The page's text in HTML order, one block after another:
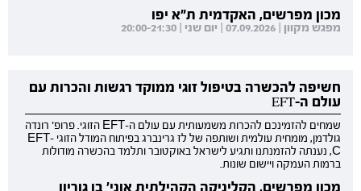
מכון מפרשים, האקדמית ת"א יפו
מפגש מקוון | 07.09.2026 | יום שני | 20:00-21:30
חשיפה להכשרה בטיפול זוגי ממוקד רגשות והכרות עם
עולם ה-EFT
שמחים להזמינכם להכרות משמעותית עם עולם ה-EFT הזוגי. פרופ' רונדה
גולדמן, מומחית עולמית ושותפה של לז גרינברג בפיתוח המודל הזוגי EFT-
C, נענתה להזמנתנו ותגיע לישראל באוקטובר ותלמד בהכשרה מודולות
ברמות העמקה ויישום שונות.
מכון מפרשים, הקליניקה הקהילתית אוני' בן גוריון